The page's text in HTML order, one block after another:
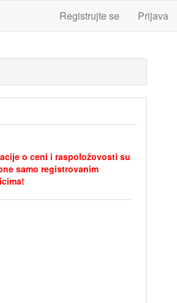
Registrujte se Prijava
o ceni i raspoložovosti su
samo registrovanim